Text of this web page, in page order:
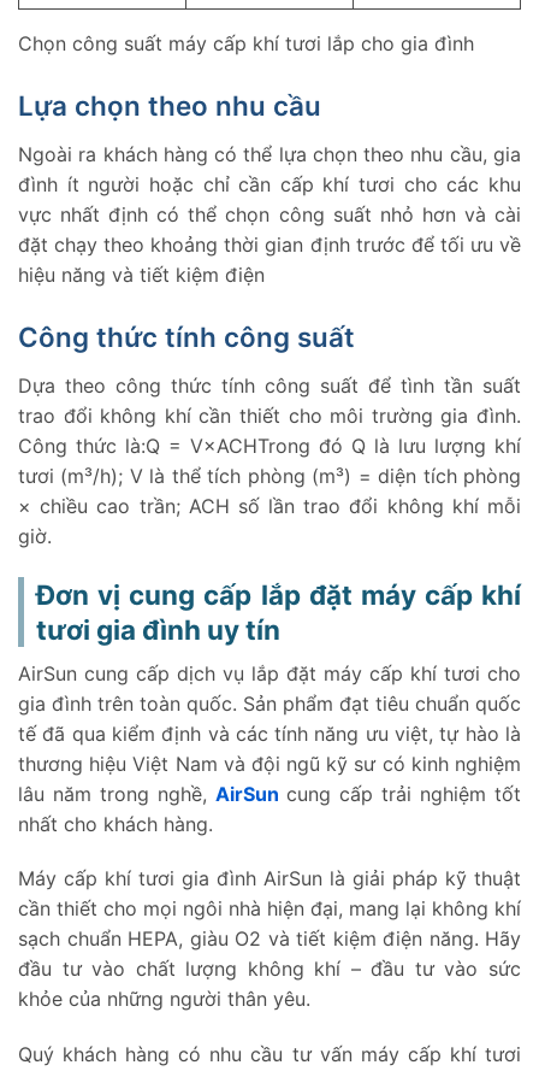
Chọn công suất máy cấp khí tươi lắp cho gia đình
Lựa chọn theo nhu cầu
Ngoài ra khách hàng có thể lựa chọn theo nhu cầu, gia
đình ít người hoặc chỉ cần cấp khí tươi cho các khu
vực nhất định có thể chọn công suất nhỏ hơn và cài
đặt chạy theo khoảng thời gian định trước để tối ưu về
hiệu năng và tiết kiệm điện
Công thức tính công suất
Dựa theo công thức tính công suất để tình tần suất
trao đổi không khí cần thiết cho môi trường gia đình.
Công thức là:Q = V×ACHTrong đó Q là lưu lượng khí
tươi (m³/h); V là thể tích phòng (m³) = diện tích phòng
× chiều cao trần; ACH số lần trao đổi không khí mỗi
giờ.
Đơn vị cung cấp lắp đặt máy cấp khí
tươi gia đình uy tín
AirSun cung cấp dịch vụ lắp đặt máy cấp khí tươi cho
gia đình trên toàn quốc. Sản phẩm đạt tiêu chuẩn quốc
tế đã qua kiểm định và các tính năng ưu việt, tự hào là
thương hiệu Việt Nam và đội ngũ kỹ sư có kinh nghiệm
lâu năm trong nghề, AirSun cung cấp trải nghiệm tốt
nhất cho khách hàng.
Máy cấp khí tươi gia đình AirSun là giải pháp kỹ thuật
cần thiết cho mọi ngôi nhà hiện đại, mang lại không khí
sạch chuẩn HEPA, giàu O2 và tiết kiệm điện năng. Hãy
đầu tư vào chất lượng không khí – đầu tư vào sức
khỏe của những người thân yêu.
Quý khách hàng có nhu cầu tư vấn máy cấp khí tươi